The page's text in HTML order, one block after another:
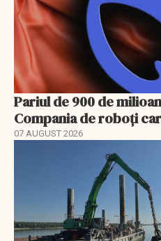
Pariul de 900 de
Compania de roboți
07 AUGUST 2026